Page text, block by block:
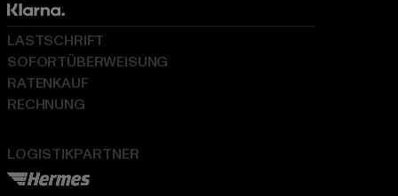
LOGISTIKPARTNER
LASTSCHRIFT
SOFORTÜBERWEISUNG
RATENKAUF
RECHNUNG